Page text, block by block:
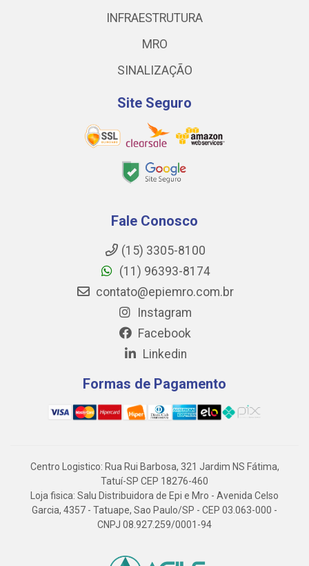
INFRAESTRUTURA
MRO
SINALIZAÇÃO
Site Seguro
Fale Conosco
(15) 3305-8100
(11) 96393-8174
contato@epiemro.com.br
Instagram
Facebook
Linkedin
Formas de Pagamento
Centro Logistico: Rua Rui Barbosa, 321 Jardim NS Fátima,
Tatuí-SP CEP 18276-460
Loja fisica: Salu Distribuidora de Epi e Mro - Avenida Celso
Garcia, 4357 - Tatuape, Sao Paulo/SP - CEP 03.063-000 -
CNPJ 08.927.259/0001-94